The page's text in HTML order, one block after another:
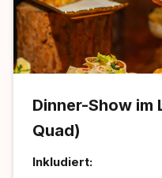
Dinner-Show im
Quad)
Inkludiert: